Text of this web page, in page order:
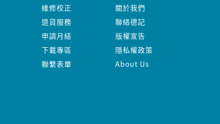
維修校正
退貨服務
申請月結
下載專區
聯繫表單
關於我們
聯絡德記
版權宣告
隱私權政策
About Us